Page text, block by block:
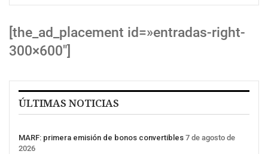
[the_ad_placement id=»entradas-right-
300×600″]
ÚLTIMAS NOTICIAS
MARF: primera emisión de bonos convertibles 7 de agosto de
2026